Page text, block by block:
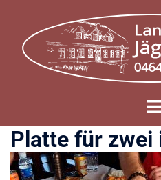
springen
Platte für zwei